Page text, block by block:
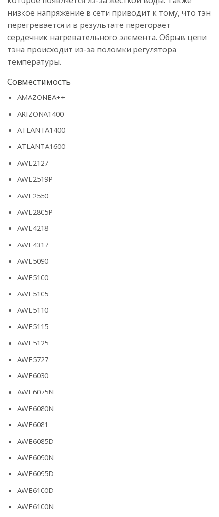
низкое напряжение в сети приводит к тому, что тэн
перегревается и в результате перегорает
сердечник нагревательного элемента. Обрыв цепи
тэна происходит из-за поломки регулятора
температуры.
Совместимость
AMAZONEA++
ARIZONA1400
ATLANTA1400
ATLANTA1600
AWE2127
AWE2519P
AWE2550
AWE2805P
AWE4218
AWE4317
AWE5090
AWE5100
AWE5105
AWE5110
AWE5115
AWE5125
AWE5727
AWE6030
AWE6075N
AWE6080N
AWE6081
AWE6085D
AWE6090N
AWE6095D
AWE6100D
AWE6100N